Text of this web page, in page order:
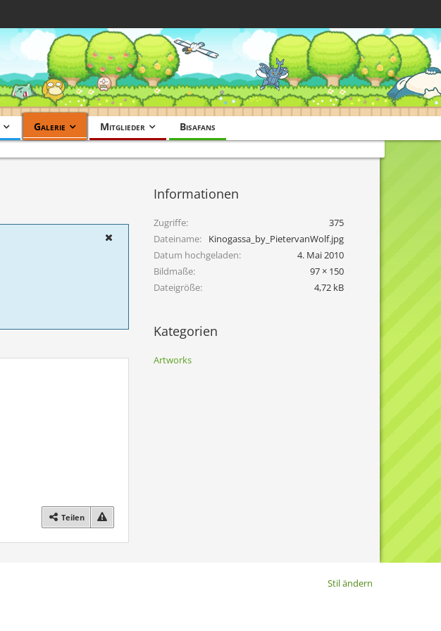
Galerie Mitglieder Bisafans
Teilen
Informationen
Zugriffe
375
Dateiname
Kinogassa_by_PietervanWolf.jpg
Datum hochgeladen
4. Mai 2010
Bildmaße
97 × 150
Dateigröße
4,72 kB
Kategorien
Artworks
Stil ändern